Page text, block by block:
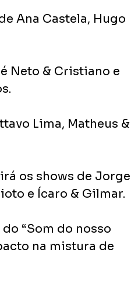
Ana Castela, Hugo
Neto & Cristiano e
Lima, Matheus &
os shows de Jorge
e Ícaro & Gilmar.
“Som do nosso
na mistura de